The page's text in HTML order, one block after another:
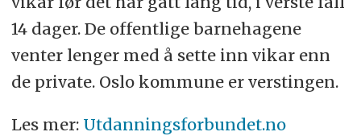
14 dager. De offentlige barne­hagene
venter lenger med å sette inn vikar enn
de private. Oslo kommune er verstingen.
Les mer: Utdanningsforbundet.no